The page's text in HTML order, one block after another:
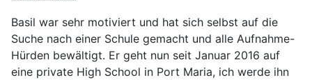
Basil war sehr motiviert und hat sich selbst auf die
Suche nach einer Schule gemacht und alle Aufnahme-
Hürden bewältigt. Er geht nun seit Januar 2016 auf
eine private High School in Port Maria, ich werde ihn